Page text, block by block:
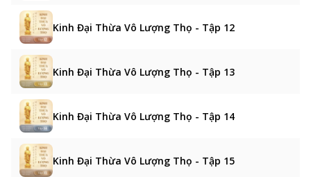
Kinh Đại Thừa Vô Lượng Thọ - Tập 12
Kinh Đại Thừa Vô Lượng Thọ - Tập 13
Kinh Đại Thừa Vô Lượng Thọ - Tập 14
Kinh Đại Thừa Vô Lượng Thọ - Tập 15